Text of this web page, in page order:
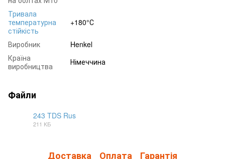
Тривала
температурна
стійкість
+180°С
Виробник
Henkel
Країна
виробництва
Німеччина
Файли
243 TDS Rus
211 КБ
Доставка Оплата Гарантія